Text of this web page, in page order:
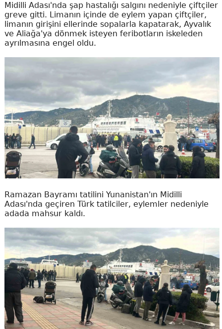
Midilli Adası'nda şap hastalığı salgını nedeniyle çiftçiler
greve gitti. Limanın içinde de eylem yapan çiftçiler,
limanın girişini ellerinde sopalarla kapatarak, Ayvalık
ve Aliağa'ya dönmek isteyen feribotların iskeleden
ayrılmasına engel oldu.
Ramazan Bayramı tatilini Yunanistan'ın Midilli
Adası'nda geçiren Türk tatilciler, eylemler nedeniyle
adada mahsur kaldı.